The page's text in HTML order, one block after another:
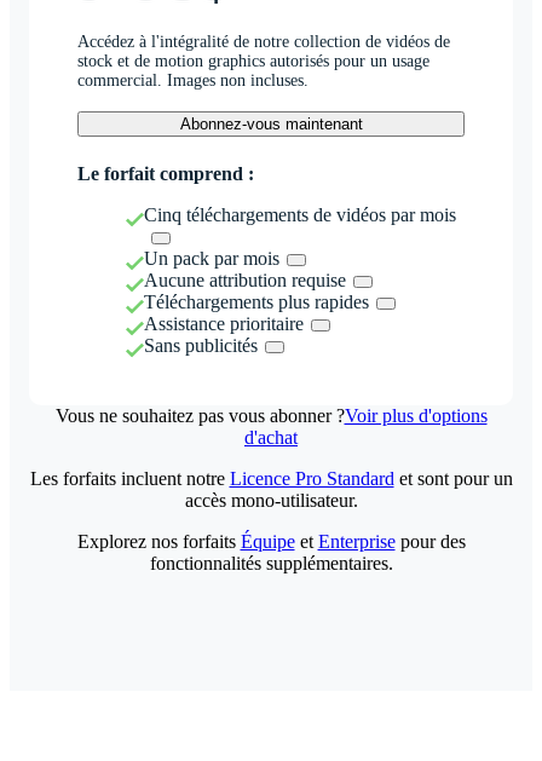
Accédez à l'intégralité de notre collection de vidéos de
stock et de motion graphics autorisés pour un usage
commercial. Images non incluses.
Abonnez-vous maintenant
Le forfait comprend :
Cinq téléchargements de vidéos par mois
Un pack par mois
Aucune attribution requise
Téléchargements plus rapides
Assistance prioritaire
Sans publicités
Vous ne souhaitez pas vous abonner ?Voir plus d'options
d'achat
Les forfaits incluent notre Licence Pro Standard et sont pour un
accès mono-utilisateur.
Explorez nos forfaits Équipeet Enterprisepour des
fonctionnalités supplémentaires.